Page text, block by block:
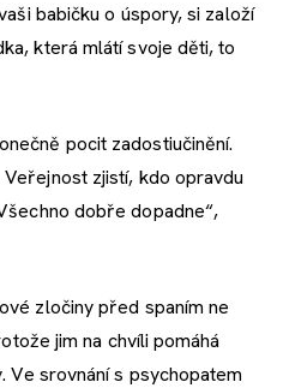
babičku o úspory, si založí
která mlátí svoje děti, to
pocit zadostiučinění.
zjistí, kdo opravdu
dobře dopadne“,
zločiny před spaním ne
jim na chvíli pomáhá
Ve srovnání s psychopatem